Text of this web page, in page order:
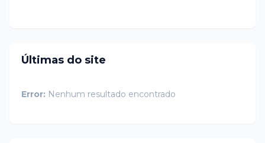
Últimas do site
Error: Nenhum resultado encontrado